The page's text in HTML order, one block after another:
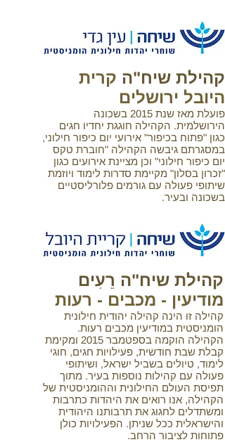
קהילת שיח"ה קרית
היובל ירושלים
פועלת מאז שנת 2015 בשכונה
הירושלמית. הקהילה חוגגת יחדיו חגים
כגון "פתוח בכיפור" אירועי יום כיפור חילוני,
במסגרתם גיבשה הקהילה "חוברת טקס
יום כיפור חילוני" וכן מציינת אירועים כגון
"זכרון בסלון" מקיימת סדרות לימוד ויוזמת
שיתופי פעולה עם גורמים פלורליסטיים
בשכונה ובעיר.
קהילת שיח"ה רֵעִים
מודיעין - מכבים - רעות
קהילה זו הינה קהילה יהודית חילונית
הומניסטית במודיעין מכבים רעות.
הקהילה הוקמה בספטמבר 2015 ומקימת
קבלת שבת חודשית, פעילויות חגים, חוגי
לימוד, טיולים בשביל ישראל, ושיתופי
פעולה עם קהילות נוספות בעיר. מתוך
תפיסת העולם החילונית וההומניסטית של
הקהילה, אנו רואים את היהדות כתרבות
ומשתדלים לחגוג את תרבותנו היהודית
והישראלית ככל שניתן. הפעילויות כולן
פתוחות לציבור הרחב.